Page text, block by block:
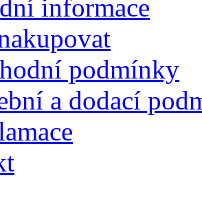
informace
podmínky
a dodací